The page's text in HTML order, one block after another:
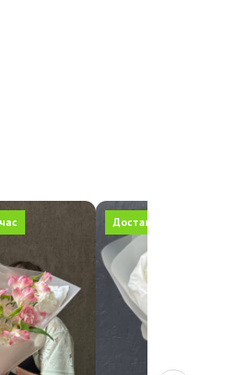
Доставка через 1 час